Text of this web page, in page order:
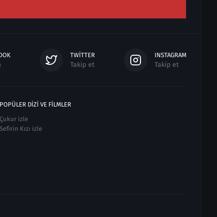
TWITTER
Takip et
INSTAGRAM
Takip et
POPÜLER DIZI VE FILMLER
Çukur izle
Sefirin Kızı izle